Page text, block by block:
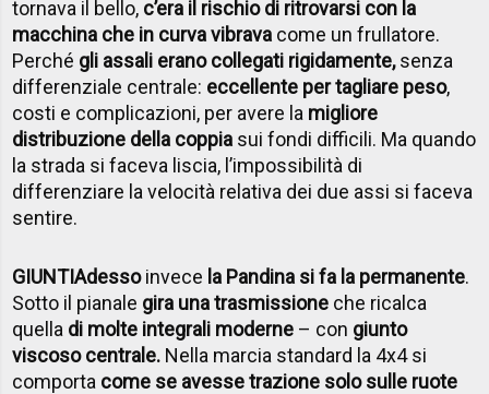
tornava il bello, c’era il rischio di ritrovarsi con la
macchina che in curva vibrava come un frullatore.
Perché gli assali erano collegati rigidamente,senza
differenziale centrale: eccellente per tagliare peso,
costi e complicazioni, per avere la migliore
distribuzione della coppia sui fondi difficili. Ma quando
la strada si faceva liscia, l’impossibilità di
differenziare la velocità relativa dei due assi si faceva
sentire.
GIUNTIAdessoinvece la Pandina si fa la permanente.
Sotto il pianale gira una trasmissione che ricalca
quella di molte integrali moderne – con giunto
viscoso centrale. Nella marcia standard la 4x4 si
comporta come se avesse trazione solo sulle ruote